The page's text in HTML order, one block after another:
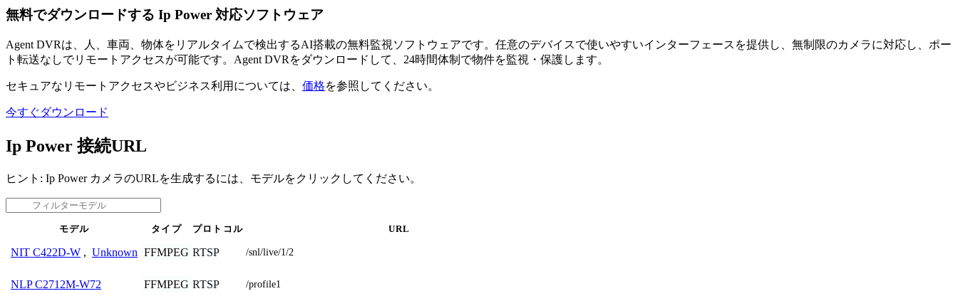
無料でダウンロードする Ip Power 対応ソフトウェア
Agent DVRは、人、車両、物体をリアルタイムで検出するAI搭載の無料監視ソフトウェアです。任意のデバイスで使いやすいインターフェースを提供し、無制限のカメラに対応し、ポー
ト転送なしでリモートアクセスが可能です。Agent DVRをダウンロードして、24時間体制で物件を監視・保護します。
セキュアなリモートアクセスやビジネス利用については、 価格を参照してください。
今すぐダウンロード
Ip Power 接続URL
ヒント: Ip Power カメラのURLを生成するには、モデルをクリックしてください。
モデル タイプ プロトコル URL
NIT C422D-W , Unknown FFMPEG RTSP /snl/live/1/2
NLP C2712M-W72 FFMPEG RTSP /profile1